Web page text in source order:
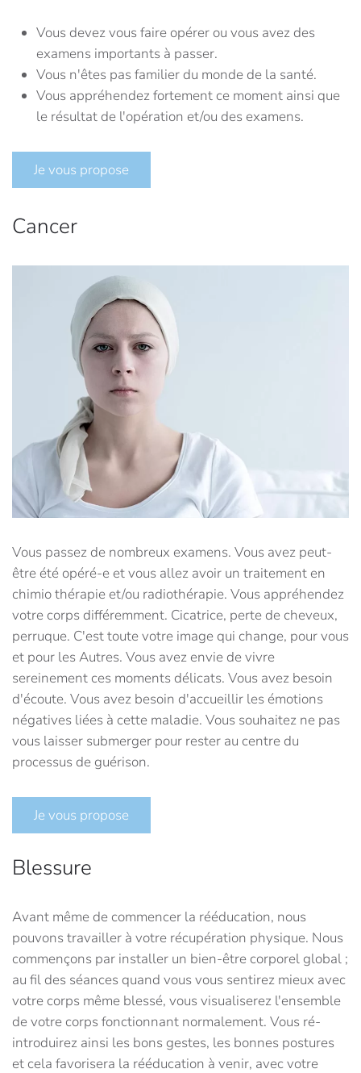
Vous devez vous faire opérer ou vous avez des
examens importants à passer.
Vous n'êtes pas familier du monde de la santé.
Vous appréhendez fortement ce moment ainsi que
le résultat de l'opération et/ou des examens.
Je vous propose
Cancer
Vous passez de nombreux examens. Vous avez peut-
être été opéré-e et vous allez avoir un traitement en
chimio thérapie et/ou radiothérapie. Vous appréhendez
votre corps différemment. Cicatrice, perte de cheveux,
perruque. C'est toute votre image qui change, pour vous
et pour les Autres. Vous avez envie de vivre
sereinement ces moments délicats. Vous avez besoin
d'écoute. Vous avez besoin d'accueillir les émotions
négatives liées à cette maladie. Vous souhaitez ne pas
vous laisser submerger pour rester au centre du
processus de guérison.
Je vous propose
Blessure
Avant même de commencer la rééducation, nous
pouvons travailler à votre récupération physique. Nous
commençons par installer un bien-être corporel global ;
au fil des séances quand vous vous sentirez mieux avec
votre corps même blessé, vous visualiserez l'ensemble
de votre corps fonctionnant normalement. Vous ré-
introduirez ainsi les bons gestes, les bonnes postures
et cela favorisera la rééducation à venir, avec votre